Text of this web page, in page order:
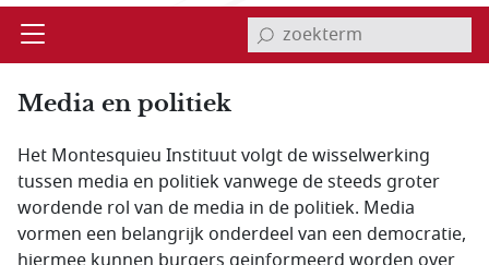
Open invoerveld zoekterm
Media en politiek
Het Montesquieu Instituut volgt de wisselwerking
tussen media en politiek vanwege de steeds groter
wordende rol van de media in de politiek. Media
vormen een belangrijk onderdeel van een democratie,